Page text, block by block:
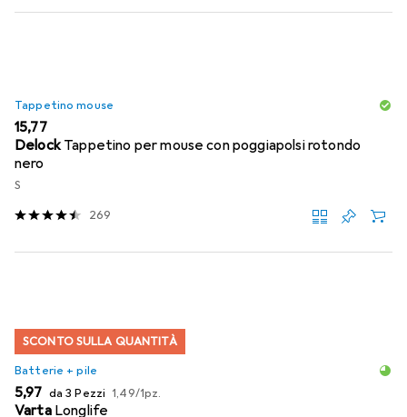
Tappetino mouse
EUR
15,77
Delock Tappetino per mouse con poggiapolsi rotondo
nero
S
269
SCONTO SULLA QUANTITÀ
Batterie + pile
EUR
5,97 da 3 Pezzi EUR
1,49/1pz.
Varta Longlife